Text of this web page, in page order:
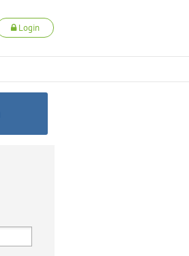
Login